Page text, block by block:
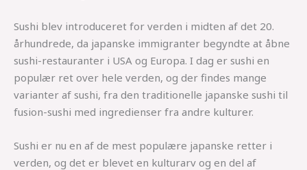
Sushi blev introduceret for verden i midten af det 20.
århundrede, da japanske immigranter begyndte at åbne
sushi-restauranter i USA og Europa. I dag er sushi en
populær ret over hele verden, og der findes mange
varianter af sushi, fra den traditionelle japanske sushi til
fusion-sushi med ingredienser fra andre kulturer.
Sushi er nu en af de mest populære japanske retter i
verden, og det er blevet en kulturarv og en del af